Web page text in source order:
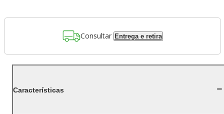
Consultar Entrega e retira
Características